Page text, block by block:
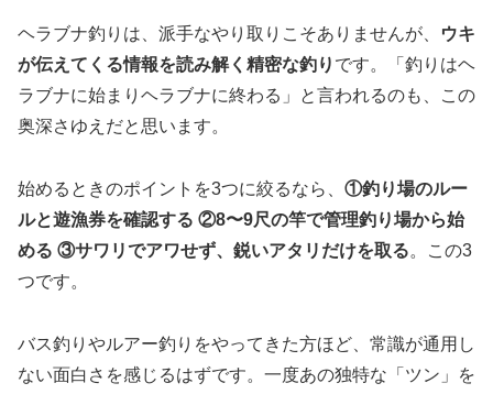
ヘラブナ釣りは、派手なやり取りこそありませんが、
ウキ
が伝えてくる情報を読み解く精密な釣り です。「釣りはヘ
ラブナに始まりヘラブナに終わる」と言われるのも、この
奥深さゆえだと思います。
始めるときのポイントを3つに絞るなら、 ①釣り場のルー
ルと遊漁券を確認する ②8〜9尺の竿で管理釣り場から始
める ③サワリでアワせず、鋭いアタリだけを取る。この3
つです。
バス釣りやルアー釣りをやってきた方ほど、常識が通用し
ない面白さを感じるはずです。一度あの独特な「ツン」を